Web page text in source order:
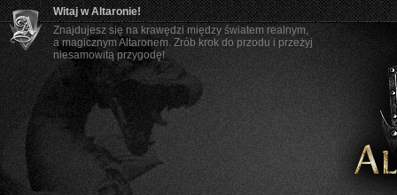
Witaj w Altaronie!
Znajdujesz się na krawędzi między światem realnym,
a magicznym Altaronem. Zrób krok do przodu i przeżyj
niesamowitą przygodę!